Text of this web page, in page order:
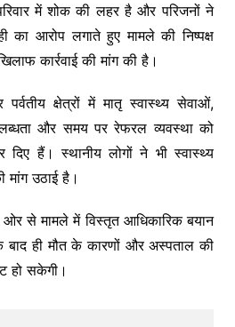
में शोक की लहर है और परिजनों ने
का आरोप लगाते हुए मामले की निष्पक्ष
कार्रवाई की मांग की है।
क्षेत्रों में मातृ स्वास्थ्य सेवाओं,
और समय पर रेफरल व्यवस्था को
हैं। स्थानीय लोगों ने भी स्वास्थ्य
उठाई है।
ओर से मामले में विस्तृत आधिकारिक बयान
ही मौत के कारणों और अस्पताल की
हो सकेगी।